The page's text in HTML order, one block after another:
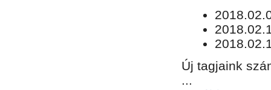
Új tagjaink